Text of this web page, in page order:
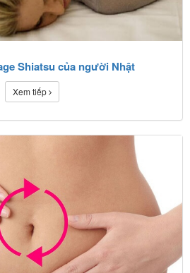
Shiatsu của người Nhật
Xem tiếp